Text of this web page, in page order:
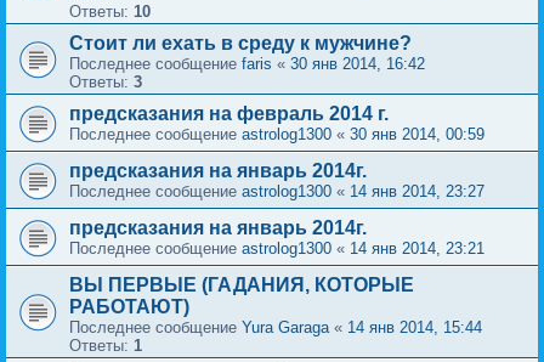
Ответы: 10
Стоит ли ехать в среду к мужчине?
Последнее сообщение faris « 30 янв 2014, 16:42
Ответы: 3
предсказания на февраль 2014 г.
Последнее сообщение astrolog1300 « 30 янв 2014, 00:59
предсказания на январь 2014г.
Последнее сообщение astrolog1300 « 14 янв 2014, 23:27
предсказания на январь 2014г.
Последнее сообщение astrolog1300 « 14 янв 2014, 23:21
ВЫ ПЕРВЫЕ (ГАДАНИЯ, КОТОРЫЕ
РАБОТАЮТ)
Последнее сообщение Yura Garaga« 14 янв 2014, 15:44
Ответы: 1